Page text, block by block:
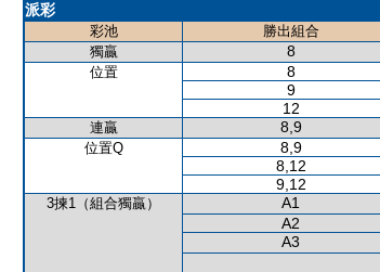
派彩
彩池 勝出組合
獨贏
8
位置 8
9
12
連贏 8,9
位置Q 8,9
8,12
9,12
3揀1（組合獨贏） A1
A2
A3